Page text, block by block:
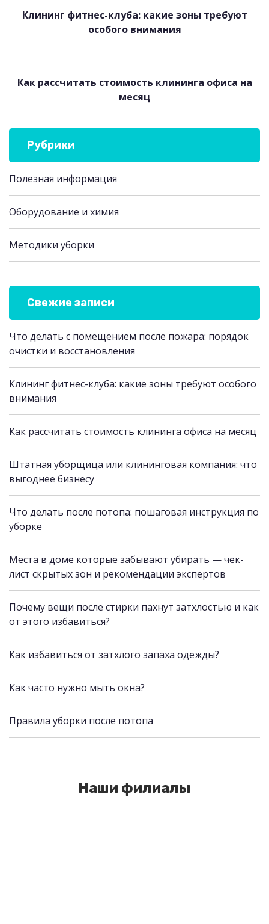
Клининг фитнес-клуба: какие зоны требуют
особого внимания
Как рассчитать стоимость клининга офиса на
месяц
Рубрики
Полезная информация
Оборудование и химия
Методики уборки
Свежие записи
Что делать с помещением после пожара: порядок
очистки и восстановления
Клининг фитнес-клуба: какие зоны требуют особого
внимания
Как рассчитать стоимость клининга офиса на месяц
Штатная уборщица или клининговая компания: что
выгоднее бизнесу
Что делать после потопа: пошаговая инструкция по
уборке
Места в доме которые забывают убирать — чек-
лист скрытых зон и рекомендации экспертов
Почему вещи после стирки пахнут затхлостью и как
от этого избавиться?
Как избавиться от затхлого запаха одежды?
Как часто нужно мыть окна?
Правила уборки после потопа
Наши филиалы